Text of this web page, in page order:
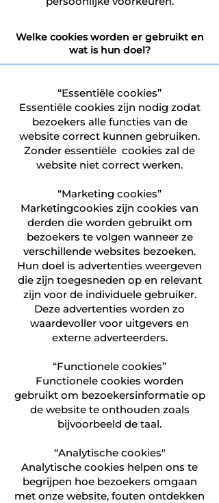
Welke cookies worden er gebruikt en
wat is hun doel?
“Essentiële cookies”
Essentiële cookies zijn nodig zodat
bezoekers alle functies van de
website correct kunnen gebruiken.
Zonder essentiële cookies zal de
website niet correct werken.
“Marketing cookies”
Marketingcookies zijn cookies van
derden die worden gebruikt om
bezoekers te volgen wanneer ze
verschillende websites bezoeken.
Hun doel is advertenties weergeven
die zijn toegesneden op en relevant
zijn voor de individuele gebruiker.
Deze advertenties worden zo
waardevoller voor uitgevers en
externe adverteerders.
“Functionele cookies”
Functionele cookies worden
gebruikt om bezoekersinformatie op
de website te onthouden zoals
bijvoorbeeld de taal.
“Analytische cookies"
Analytische cookies helpen ons te
begrijpen hoe bezoekers omgaan
met onze website, fouten ontdekken